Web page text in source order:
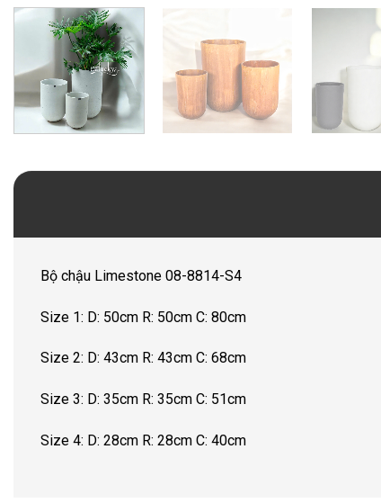
Bộ chậu Limestone 08-8814-S4
Size 1: D: 50cm R: 50cm C: 80cm
Size 2: D: 43cm R: 43cm C: 68cm
Size 3: D: 35cm R: 35cm C: 51cm
Size 4: D: 28cm R: 28cm C: 40cm